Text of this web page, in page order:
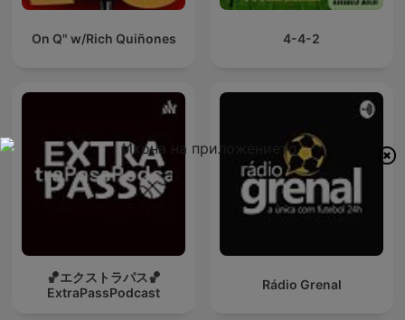
On Q" w/Rich Quiñones 4-4-2
🏀エクストラパス🏀
ExtraPassPodcast
Rádio Grenal